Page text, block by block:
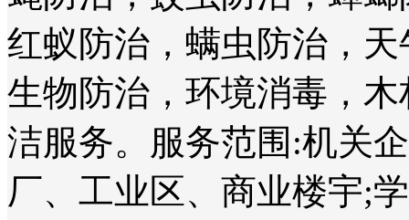
红蚁防治，螨虫防治，
生物防治，环境消毒，
洁服务。服务范围:机关
厂、工业区、商业楼宇;